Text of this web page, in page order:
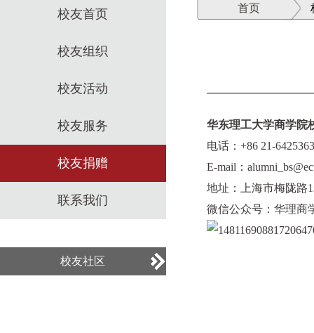
校友首页
校友组织
校友活动
校友服务
校友捐赠
联系我们
校友社区
首页
华东理工大学商学院
电话：+86 21-
E-mail：
地址：上海市梅陇路
微信公众号：华理商